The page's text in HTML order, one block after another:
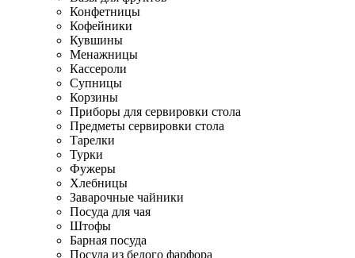
Конфетницы
Кофейники
Кувшины
Менажницы
Кассероли
Супницы
Корзины
Приборы для сервировки стола
Предметы сервировки стола
Тарелки
Турки
Фужеры
Хлебницы
Заварочные чайники
Посуда для чая
Штофы
Барная посуда
Посуда из белого фарфора